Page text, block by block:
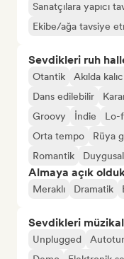
Sanatçılara yapıcı
Ekibe/ağa tavsiye
Sevdikleri ruh
Otantik Akılda
Dans edilebilir
Groovy
İndie Lo-
Orta tempo
Rüya
Romantik
Duygusal
Almaya açık
Meraklı Dramatik
Sevdikleri
Unplugged